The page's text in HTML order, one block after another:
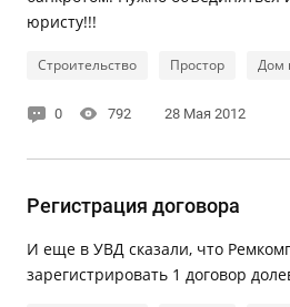
юристу!!!
Строительство Простор Дом
0 792 28 Мая 2012
Регистрация договора
И еще в УВД сказали, что
зарегистрировать 1 договор